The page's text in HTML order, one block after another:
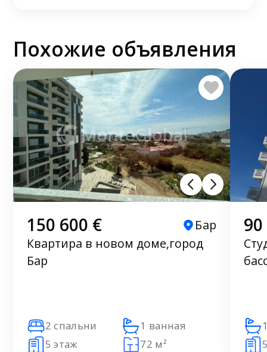
Похожие объявления
150 600 €
Бар
Квартира в новом доме,город
Бар
2 спальни
1 ванная
5 этаж
72 м²